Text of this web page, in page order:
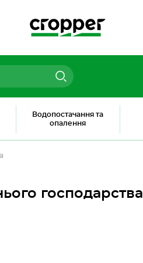
Водопостачання та
опалення
господарства